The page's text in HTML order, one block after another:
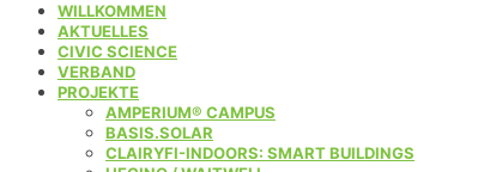
WILLKOMMEN
AKTUELLES
CIVIC SCIENCE
VERBAND
PROJEKTE
AMPERIUM® CAMPUS
BASIS.SOLAR
CLAIRYFI-INDOORS: SMART BUILDINGS